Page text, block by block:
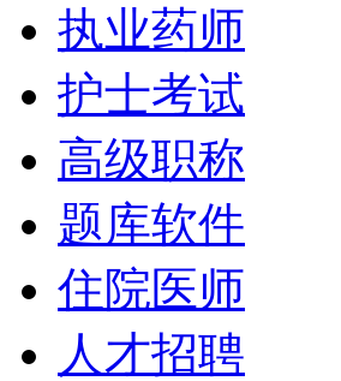
执业药师
护士考试
高级职称
题库软件
住院医师
人才招聘